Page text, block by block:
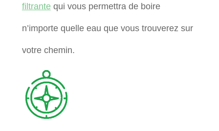
filtrantequi vous permettra de boire
n’importe quelle eau que vous trouverez sur
votre chemin.